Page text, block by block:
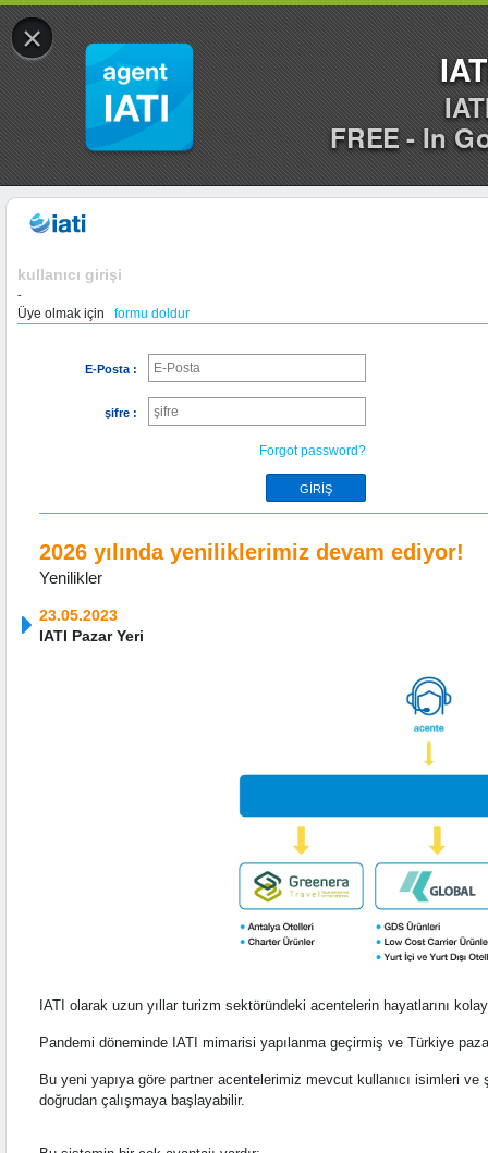
×
FREE - In
kullanıcı girişi
-
Üye olmak için formu doldur
E-Posta :
şifre :
Forgot password?
2026 yılında yeniliklerimiz devam ediyor!
Yenilikler
23.05.2023
IATI Pazar Yeri
IATI olarak uzun yıllar turizm sektöründeki acentelerin hayatlarını
Pandemi döneminde IATI mimarisi yapılanma geçirmiş ve Türkiye
Bu yeni yapıya göre partner acentelerimiz mevcut kullanıcı isimleri
doğrudan çalışmaya başlayabilir.